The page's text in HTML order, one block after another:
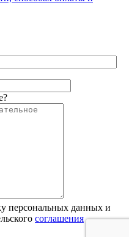
персональных данных и
соглашения